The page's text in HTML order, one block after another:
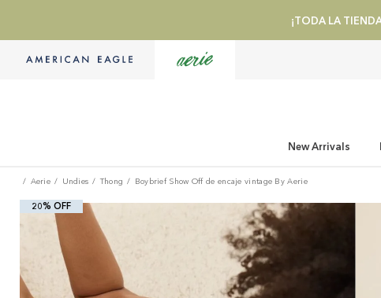
¡TODA LA
New Arrivals
Aerie Undies Thong Boybrief Show Off de encaje vintage By Aerie
20% OFF